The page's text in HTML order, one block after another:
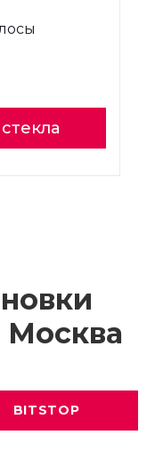
Москва
BITSTOP